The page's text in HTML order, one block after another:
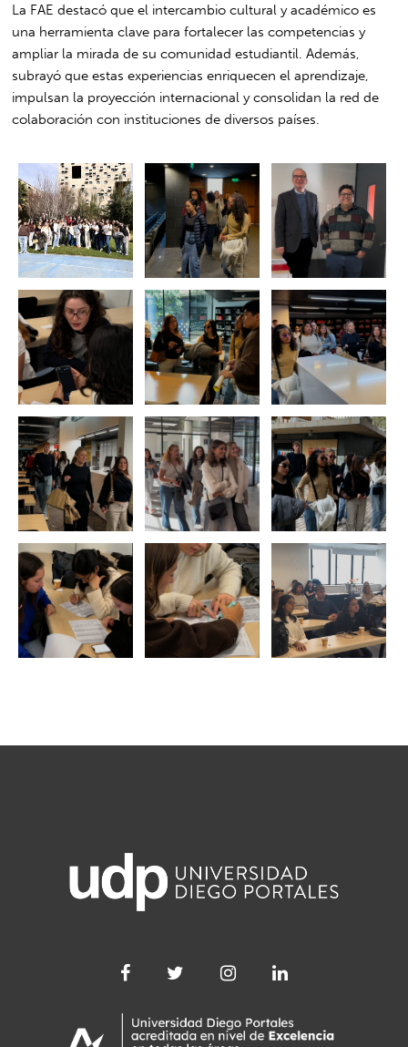
La FAE destacó que el intercambio cultural y académico es
una herramienta clave para fortalecer las competencias y
ampliar la mirada de su comunidad estudiantil. Además,
subrayó que estas experiencias enriquecen el aprendizaje,
impulsan la proyección internacional y consolidan la red de
colaboración con instituciones de diversos países.